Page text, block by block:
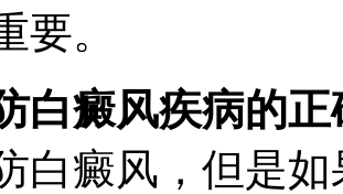
要。
白癜风疾病的
白癜风，但是